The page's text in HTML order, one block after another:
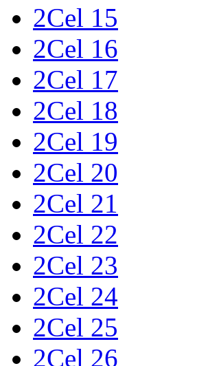
2Cel 15
2Cel 16
2Cel 17
2Cel 18
2Cel 19
2Cel 20
2Cel 21
2Cel 22
2Cel 23
2Cel 24
2Cel 25
2Cel 26